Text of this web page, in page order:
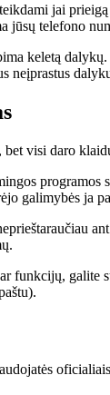
jai
jūsų telefono
keletą
neįprastus
bet visi daro
galimybės ja
funkcijų,